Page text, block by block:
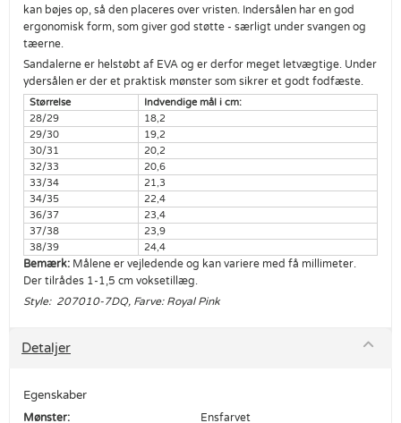
kan bøjes op, så den placeres over vristen. Indersålen har en god
ergonomisk form, som giver god støtte - særligt under svangen og
tæerne.
Sandalerne er helstøbt af EVA og er derfor meget letvægtige. Under
ydersålen er der et praktisk mønster som sikrer et godt fodfæste.
Størrelse
Indvendige mål i cm:
28/29
18,2
29/30
19,2
30/31
20,2
32/33
20,6
33/34
21,3
34/35
22,4
36/37
23,4
37/38
23,9
38/39
24,4
Bemærk: Målene er vejledende og kan variere med få millimeter.
Der tilrådes 1-1,5 cm voksetillæg.
Style: 207010-7DQ, Farve: Royal Pink
Detaljer
Egenskaber
Mønster: Ensfarvet